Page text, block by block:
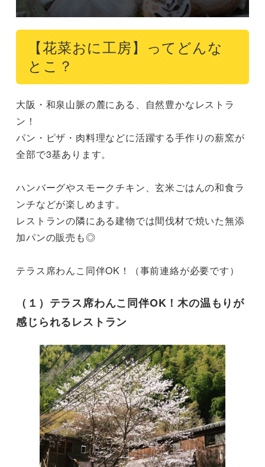
【花菜おに工房】ってどんな
とこ？
大阪・和泉山脈の麓にある、自然豊かなレストラ
ン！
パン・ピザ・肉料理などに活躍する手作りの薪窯が
全部で3基あります。
ハンバーグやスモークチキン、玄米ごはんの和食ラ
ンチなどが楽しめます。
レストランの隣にある建物では間伐材で焼いた無添
加パンの販売も◎
テラス席わんこ同伴OK！（事前連絡が必要です）
（１）テラス席わんこ同伴OK！木の温もりが
感じられるレストラン